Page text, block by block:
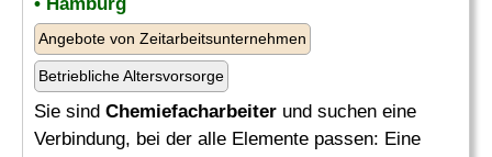
Angebote von Zeitarbeitsunternehmen
Betriebliche Altersvorsorge
Sie sind Chemiefacharbeiter und suchen eine
Verbindung, bei der alle Elemente passen: Eine